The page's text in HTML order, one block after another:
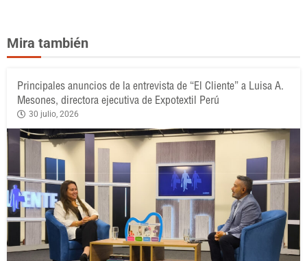
Mira también
Principales anuncios de la entrevista de “El Cliente” a Luisa A.
Mesones, directora ejecutiva de Expotextil Perú
30 julio, 2026